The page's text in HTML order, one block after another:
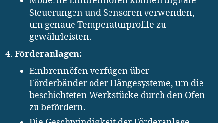
Steuerungen und Sensoren verwenden,
um genaue Temperaturprofile zu
gewährleisten.
Förderanlagen:
Einbrennöfen verfügen über
Förderbänder oder Hängesysteme, um die
beschichteten Werkstücke durch den Ofen
zu befördern.